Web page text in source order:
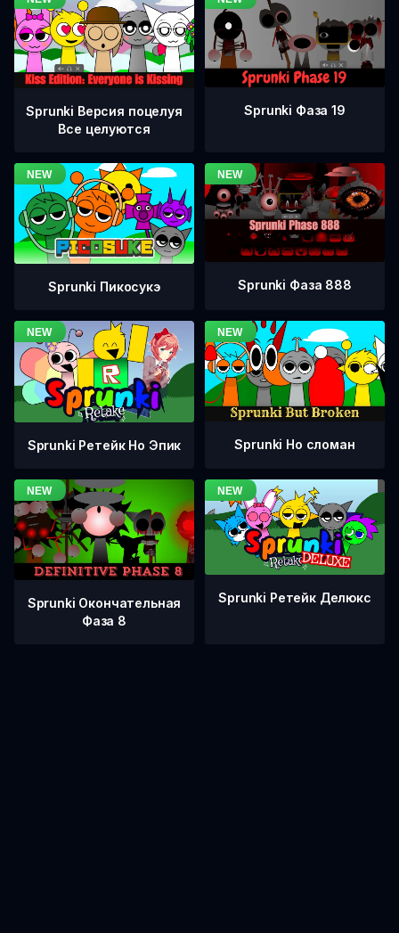
Sprunki Версия поцелуя
Все целуются
Sprunki Фаза 19
Sprunki Пикосукэ Sprunki Фаза 888
Sprunki Ретейк Но Эпик Sprunki Но сломан
Sprunki Окончательная
Фаза 8
Sprunki Ретейк Делюкс